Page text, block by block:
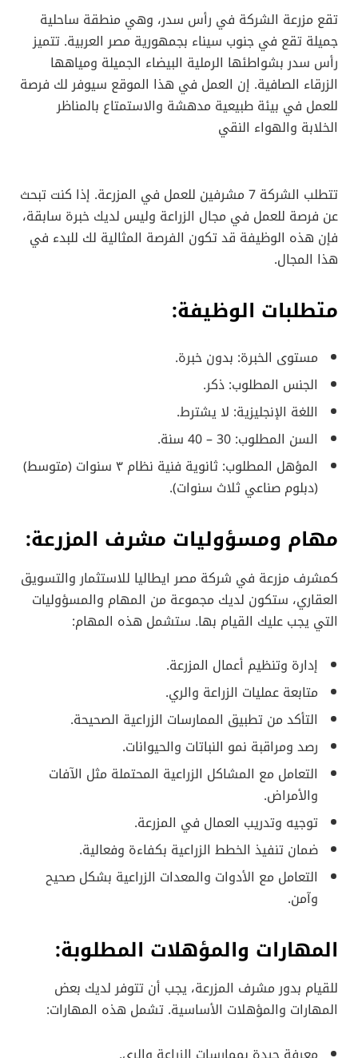
تقع مزرعة الشركة في رأس سدر، وهي منطقة ساحلية
جميلة تقع في جنوب سيناء بجمهورية مصر العربية. تتميز
رأس سدر بشواطئها الرملية البيضاء الجميلة ومياهها
الزرقاء الصافية. إن العمل في هذا الموقع سيوفر لك فرصة
للعمل في بيئة طبيعية مدهشة والاستمتاع بالمناظر
الخلابة والهواء النقي
تتطلب الشركة 7 مشرفين للعمل في المزرعة. إذا كنت تبحث
عن فرصة للعمل في مجال الزراعة وليس لديك خبرة سابقة،
فإن هذه الوظيفة قد تكون الفرصة المثالية لك للبدء في
هذا المجال.
متطلبات الوظيفة:
مستوى الخبرة: بدون خبرة.
الجنس المطلوب: ذكر.
اللغة الإنجليزية: لا يشترط.
السن المطلوب: 30 – 40 سنة.
المؤهل المطلوب: ثانوية فنية نظام ٣ سنوات (متوسط)
(دبلوم صناعي ثلاث سنوات).
مهام ومسؤوليات مشرف المزرعة:
كمشرف مزرعة في شركة مصر ايطاليا للاستثمار والتسويق
العقاري، ستكون لديك مجموعة من المهام والمسؤوليات
التي يجب عليك القيام بها. ستشمل هذه المهام:
إدارة وتنظيم أعمال المزرعة.
متابعة عمليات الزراعة والري.
التأكد من تطبيق الممارسات الزراعية الصحيحة.
رصد ومراقبة نمو النباتات والحيوانات.
التعامل مع المشاكل الزراعية المحتملة مثل الآفات
والأمراض.
توجيه وتدريب العمال في المزرعة.
ضمان تنفيذ الخطط الزراعية بكفاءة وفعالية.
التعامل مع الأدوات والمعدات الزراعية بشكل صحيح
وآمن.
المهارات والمؤهلات المطلوبة:
للقيام بدور مشرف المزرعة، يجب أن تتوفر لديك بعض
المهارات والمؤهلات الأساسية. تشمل هذه المهارات: